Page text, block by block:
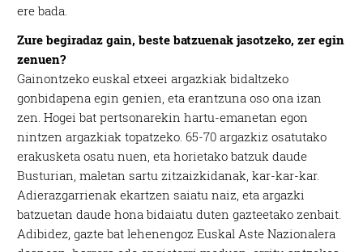
ere bada.
Zure begiradaz gain, beste batzuenak jasotzeko, zer egin
zenuen?
Gainontzeko euskal etxeei argazkiak bidaltzeko
gonbidapena egin genien, eta erantzuna oso ona izan
zen. Hogei bat pertsonarekin hartu-emanetan egon
nintzen argazkiak topatzeko. 65-70 argazkiz osatutako
erakusketa osatu nuen, eta horietako batzuk daude
Busturian, maletan sartu zitzaizkidanak, kar-kar-kar.
Adierazgarrienak ekartzen saiatu naiz, eta argazki
batzuetan daude hona bidaiatu duten gazteetako zenbait.
Adibidez, gazte bat lehenengoz Euskal Aste Nazionalera